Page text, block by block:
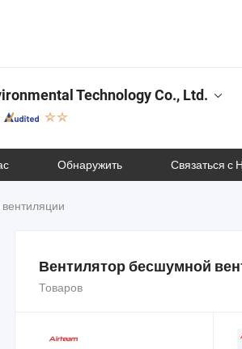
Technology Co., Ltd.
Обнаружить Связаться с
Вентилятор бесшумной
Товаров